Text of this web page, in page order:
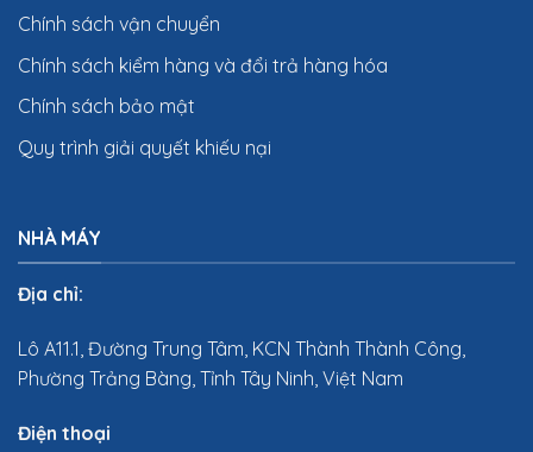
Chính sách vận chuyển
Chính sách kiểm hàng và đổi trả hàng hóa
Chính sách bảo mật
Quy trình giải quyết khiếu nại
NHÀ MÁY
Địa chỉ:
Lô A11.1, Đường Trung Tâm, KCN Thành Thành Công,
Phường Trảng Bàng, Tỉnh Tây Ninh, Việt Nam
Điện thoại